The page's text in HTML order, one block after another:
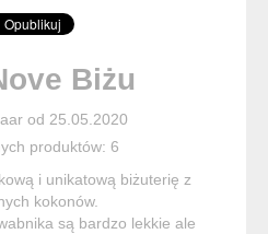
Biżu
od 25.05.2020
produktów: 6
i unikatową biżuterię z
kokonów.
są bardzo lekkie ale